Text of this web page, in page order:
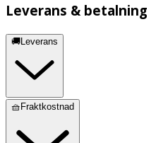
Leverans & betalning
🚚Leverans
🧺Fraktkostnad